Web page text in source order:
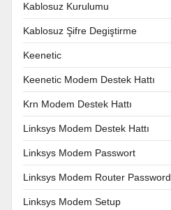
Kablosuz Kurulumu
Kablosuz Şifre Degiştirme
Keenetic
Keenetic Modem Destek Hattı
Krn Modem Destek Hattı
Linksys Modem Destek Hattı
Linksys Modem Passwort
Linksys Modem Router Password
Linksys Modem Setup